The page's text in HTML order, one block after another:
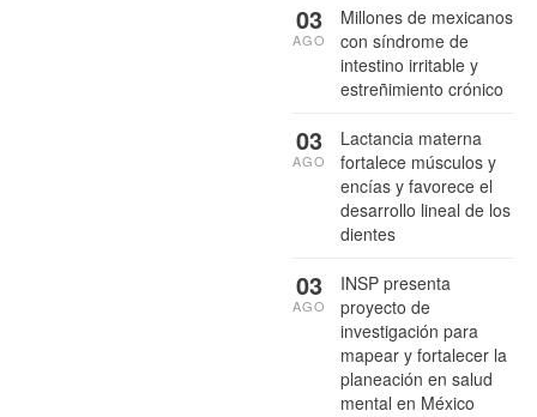
Millones de mexicanos
con síndrome de
intestino irritable y
estreñimiento crónico
03
AGO
Lactancia materna
fortalece músculos y
encías y favorece el
desarrollo lineal de los
dientes
03
AGO
INSP presenta
proyecto de
investigación para
mapear y fortalecer la
planeación en salud
mental en México
03
AGO